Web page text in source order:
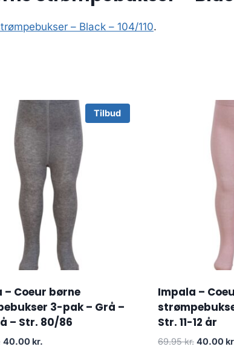
– Black – 104/110.
Tilbud
– Coeur børne
3-pak – Grå –
– Str. 80/86
Original
40.00 kr.Current
Impala –
Str. 11-12 år
69.95kr. Original
40.00